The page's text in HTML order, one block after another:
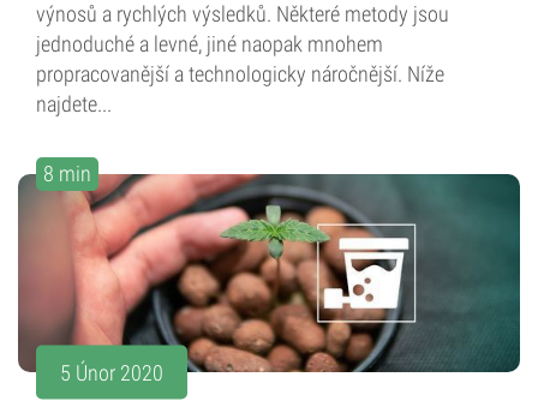
výnosů a rychlých výsledků. Některé metody jsou
jednoduché a levné, jiné naopak mnohem
propracovanější a technologicky náročnější. Níže
najdete...
8 min
5 Únor 2020